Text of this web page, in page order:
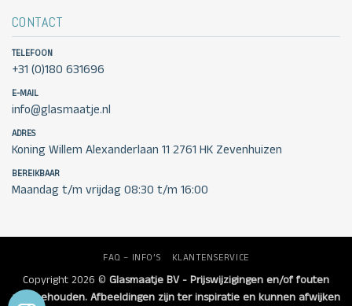
CONTACT
TELEFOON
+31 (0)180 631696
E-MAIL
info@glasmaatje.nl
ADRES
Koning Willem Alexanderlaan 11 2761 HK Zevenhuizen
BEREIKBAAR
Maandag t/m vrijdag 08:30 t/m 16:00
FAQ – INFO’S KLANTENSERVICE
Copyright 2026 © Glasmaatje BV - Prijswijzigingen en/of fouten
voorbehouden. Afbeeldingen zijn ter inspiratie en kunnen afwijken